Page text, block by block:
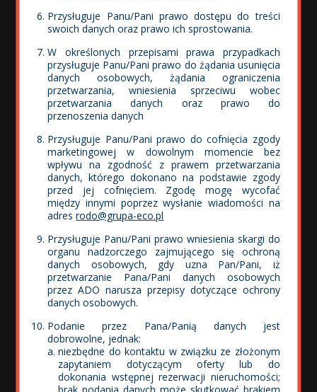
Przysługuje Panu/Pani prawo dostępu do treści
swoich danych oraz prawo ich sprostowania.
W określonych przepisami prawa przypadkach
przysługuje Panu/Pani prawo do żądania usunięcia
danych osobowych, żądania ograniczenia
przetwarzania, wniesienia sprzeciwu wobec
przetwarzania danych oraz prawo do
przenoszenia danych
Przysługuje Panu/Pani prawo do cofnięcia zgody
marketingowej w dowolnym momencie bez
wpływu na zgodność z prawem przetwarzania
danych, którego dokonano na podstawie zgody
przed jej cofnięciem. Zgodę mogę wycofać
między innymi poprzez wysłanie wiadomości na
adresrodo@grupa-eco.pl
Przysługuje Panu/Pani prawo wniesienia skargi do
organu nadzorczego zajmującego się ochroną
danych osobowych, gdy uzna Pan/Pani, iż
przetwarzanie Pana/Pani danych osobowych
przez ADO narusza przepisy dotyczące ochrony
danych osobowych.
Podanie przez Pana/Panią danych jest
dobrowolne, jednak:
niezbędne do kontaktu w związku ze złożonym
zapytaniem dotyczącym oferty lub do
dokonania wstępnej rezerwacji nieruchomości;
II miejsce – Marzena Dzidek
„Zielono mi”
III miejsce – Justyna Malinowska
„Duże dziecko Plac zabaw przy Cedrowej 41”
Wyróżnienia